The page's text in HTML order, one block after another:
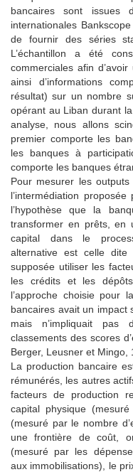
bancaires sont issues
internationales
de fournir des séries
L’échantillon a été
commerciales afin
ainsi d’informations
résultat) sur un nombre
opérant au Liban durant
analyse, nous allons
premier comporte les
les banques à
comporte les banques
Pour mesurer les
l’intermédiation
l’hypothèse que la
transformer en prêts, en
capital dans le
alternative est celle
supposée utiliser les
les crédits et les
l’approche choisie pour
bancaires avait un impact
mais n’impliquait pas
classements des scores
Berger, Leusner et Mingo,
La production bancaire
rémunérés, les autres
facteurs de production
capital physique
(mesuré par le nombre
une frontière de coût,
(mesuré par les
aux immobilisations), le